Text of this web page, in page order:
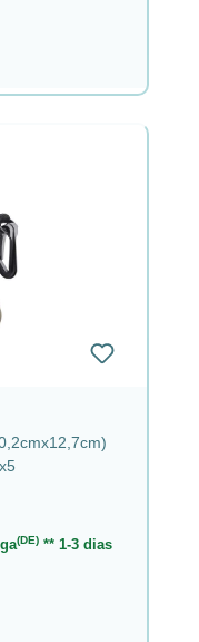
(DE) ** 1-3 dias